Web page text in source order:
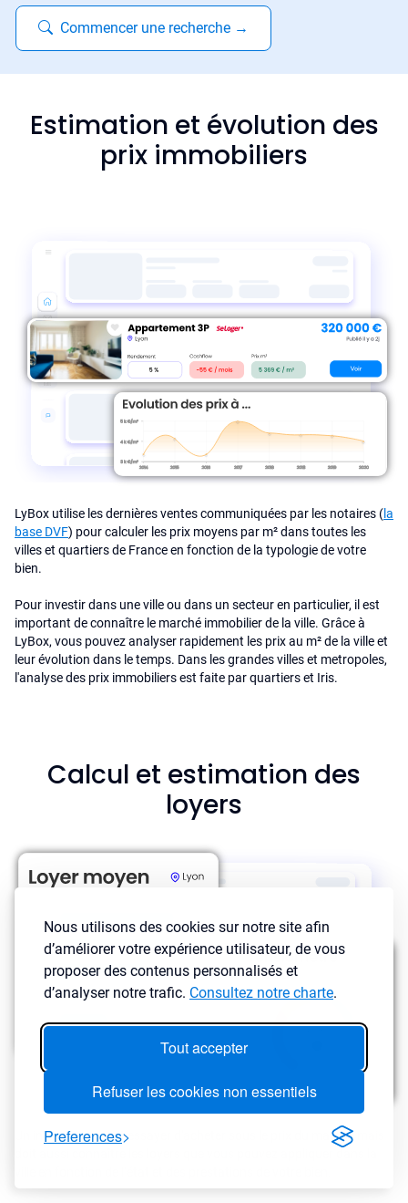
Nous utilisons des cookies sur notre site afin
d’améliorer votre expérience utilisateur, de vous
proposer des contenus personnalisés et
d’analyser notre trafic. Consultez notre charte.
Tout accepter
Refuser les cookies non essentiels
Preferences
Commencer une recherche →
Estimation et évolution des
prix immobiliers
LyBox utilise les dernières ventes communiquées par les notaires (la
base DVF) pour calculer les prix moyens par m² dans toutes les
villes et quartiers de France en fonction de la typologie de votre
bien.
Pour investir dans une ville ou dans un secteur en particulier, il est
important de connaître le marché immobilier de la ville. Grâce à
LyBox, vous pouvez analyser rapidement les prix au m² de la ville et
leur évolution dans le temps. Dans les grandes villes et metropoles,
l'analyse des prix immobiliers est faite par quartiers et Iris.
Calcul et estimation des
loyers
Un investisseur doit essayer d'acheter sous le prix du marché mais